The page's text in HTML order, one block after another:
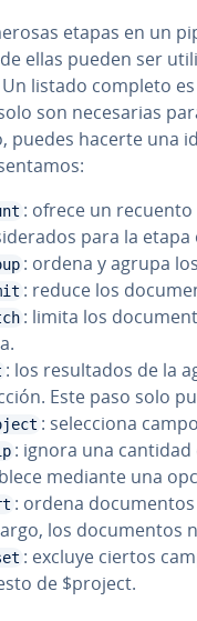
etapas en un
ellas pueden ser
listado completo
son ne­ce­sa­rias
puedes hacerte una
: ofrece un
para la
: ordena y agrupa
: reduce los
: limita los
: los re­su­l­ta­dos de la
Este paso solo
: se­le­c­cio­na
: ignora una
mediante una
: ordena
los do­cu­me­n­tos
: excluye ciertos
de $project.